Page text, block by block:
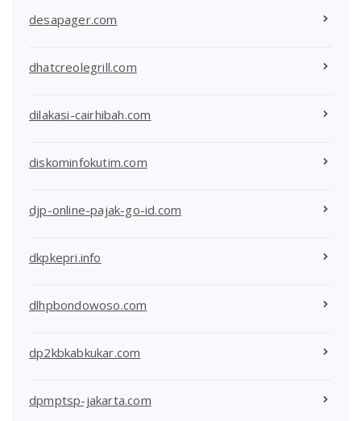
desapager.com
dhatcreolegrill.com
dilakasi-cairhibah.com
diskominfokutim.com
djp-online-pajak-go-id.com
dkpkepri.info
dlhpbondowoso.com
dp2kbkabkukar.com
dpmptsp-jakarta.com